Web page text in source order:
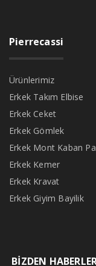
Pierrecassi
Ürünlerimiz
Erkek Takım Elbise
Erkek Ceket
Erkek Gömlek
Erkek Mont Kaban
Erkek Kemer
Erkek Kravat
Erkek Giyim Bayilik
BİZDEN